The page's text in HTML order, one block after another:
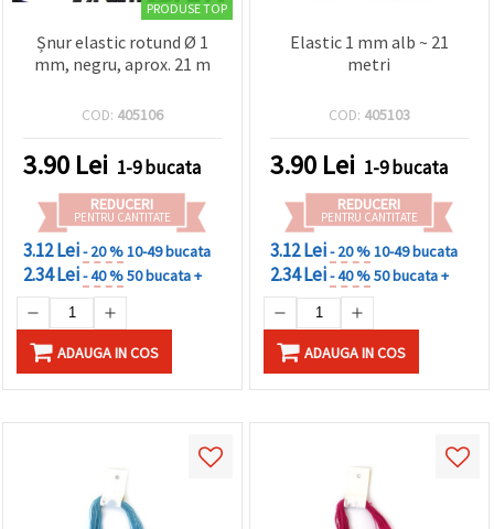
PRODUSE TOP
Șnur elastic rotund Ø 1
mm, negru, aprox. 21 m
COD: 405106
3.90 Lei 1-9 bucata
REDUCERI
PENTRU CANTITATE
3.12 Lei- 20 %10-49 bucata
2.34 Lei- 40 %50 bucata +
ADAUGA IN COS
Elastic 1 mm alb ~ 21
metri
COD: 405103
3.90 Lei 1-9 bucata
REDUCERI
PENTRU CANTITATE
3.12 Lei- 20 %10-49 bucata
2.34 Lei- 40 %50 bucata +
ADAUGA IN COS